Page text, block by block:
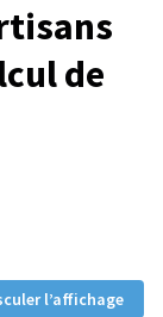
de
l’affichage